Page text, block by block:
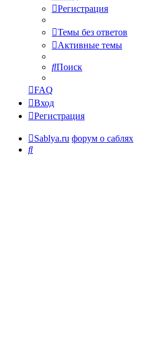
Регистрация
Темы без ответов
Активные темы
Поиск
FAQ
Вход
Регистрация
Sablya.ru форум о саблях
Поиск